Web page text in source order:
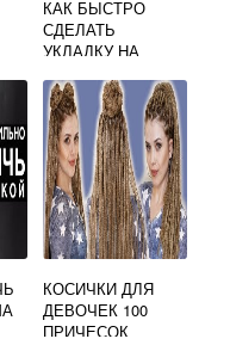
КАК БЫСТРО
СДЕЛАТЬ
УКЛАДКУ НА
ВОЛОСЫ
КОСИЧКИ ДЛЯ
ДЕВОЧЕК 100
ПРИЧЕСОК